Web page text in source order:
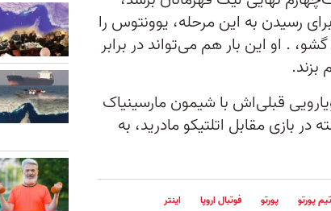
رسیدن به این مرحله، یوونتوس را
. او این بار هم می‌تواند در برابر
بزند.
قبلی‌‌اش با شیمون مارسینیاک
بازی مقابل اتلتیکو مادرید، به
تیم پورتو پورتو فوتبال اروپا اینتر